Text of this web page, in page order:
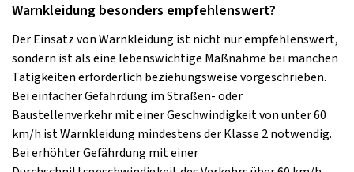
Warnkleidung besonders empfehlenswert?
Der Einsatz von Warnkleidung ist nicht nur empfehlenswert,
sondern ist als eine lebenswichtige Maßnahme bei manchen
Tätigkeiten erforderlich beziehungsweise vorgeschrieben.
Bei einfacher Gefährdung im Straßen- oder
Baustellenverkehr mit einer Geschwindigkeit von unter 60
km/h ist Warnkleidung mindestens der Klasse 2 notwendig.
Bei erhöhter Gefährdung mit einer